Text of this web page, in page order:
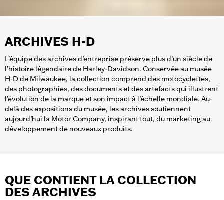
ARCHIVES H-D
L’équipe des archives d’entreprise préserve plus d’un siècle de
l’histoire légendaire de Harley-Davidson. Conservée au musée
H-D de Milwaukee, la collection comprend des motocyclettes,
des photographies, des documents et des artefacts qui illustrent
l’évolution de la marque et son impact à l’échelle mondiale. Au-
delà des expositions du musée, les archives soutiennent
aujourd’hui la Motor Company, inspirant tout, du marketing au
développement de nouveaux produits.
QUE CONTIENT LA COLLECTION
DES ARCHIVES